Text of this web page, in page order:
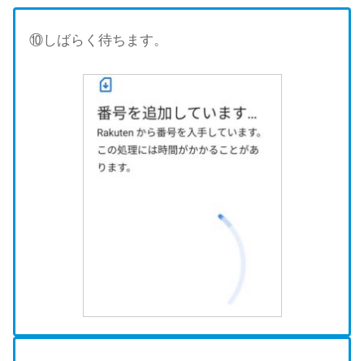
⑩しばらく待ちます。